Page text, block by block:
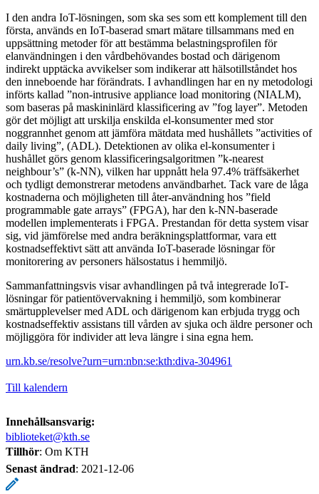
I den andra IoT-lösningen, som ska ses som ett komplement till den
första, används en IoT-baserad smart mätare tillsammans med en
uppsättning metoder för att bestämma belastningsprofilen för
elanvändningen i den vårdbehövandes bostad och därigenom
indirekt upptäcka avvikelser som indikerar att hälsotillståndet hos
den inneboende har förändrats. I avhandlingen har en ny metodologi
införts kallad ”non-intrusive appliance load monitoring (NIALM),
som baseras på maskininlärd klassificering av ”fog layer”. Metoden
gör det möjligt att urskilja enskilda el-konsumenter med stor
noggrannhet genom att jämföra mätdata med hushållets ”activities of
daily living”, (ADL). Detektionen av olika el-konsumenter i
hushållet görs genom klassificeringsalgoritmen ”k-nearest
neighbour’s” (k-NN), vilken har uppnått hela 97.4% träffsäkerhet
och tydligt demonstrerar metodens användbarhet. Tack vare de låga
kostnaderna och möjligheten till åter-användning hos ”field
programmable gate arrays” (FPGA), har den k-NN-baserade
modellen implementerats i FPGA. Prestandan för detta system visar
sig, vid jämförelse med andra beräkningsplattformar, vara ett
kostnadseffektivt sätt att använda IoT-baserade lösningar för
monitorering av personers hälsostatus i hemmiljö.
Sammanfattningsvis visar avhandlingen på två integrerade IoT-
lösningar för patientövervakning i hemmiljö, som kombinerar
smärtupplevelser med ADL och därigenom kan erbjuda trygg och
kostnadseffektiv assistans till vården av sjuka och äldre personer och
möjliggöra för individer att leva längre i sina egna hem.
urn.kb.se/resolve?urn=urn:nbn:se:kth:diva-304961
Till kalendern
Innehållsansvarig:
biblioteket@kth.se
Tillhör: Om KTH
Senast ändrad: 2021-12-06